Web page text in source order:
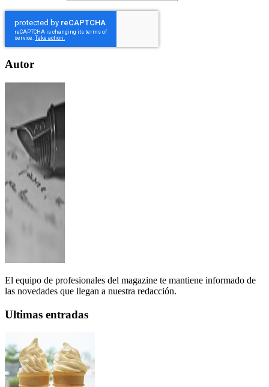
Autor
El equipo de profesionales del magazine te mantiene informado de
las novedades que llegan a nuestra redacción.
Ultimas entradas